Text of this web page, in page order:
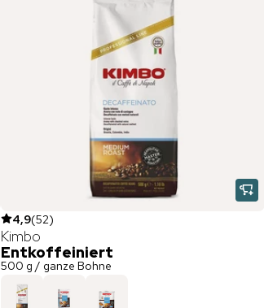
4,9(52)
Kimbo
Entkoffeiniert
500 g / ganze Bohne